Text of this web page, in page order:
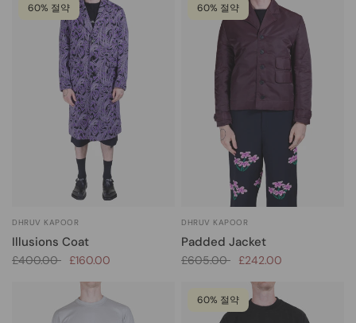
60% 절약
DHRUV KAPOOR
Illusions Coat
£400.00 £160.00
60% 절약
DHRUV KAPOOR
Padded Jacket
£605.00 £242.00
60% 절약